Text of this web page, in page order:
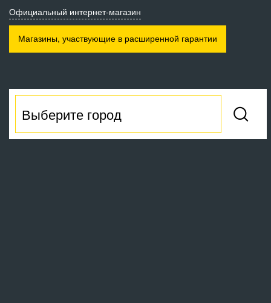
Официальный интернет-магазин
Магазины, участвующие в расширенной гарантии